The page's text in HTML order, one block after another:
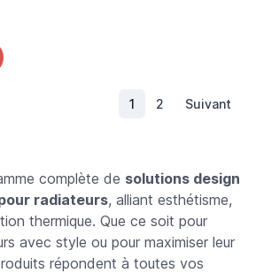
1 (current)
2 Suivant
complète de solutions design
radiateurs, alliant esthétisme,
thermique. Que ce soit pour
avec style ou pour maximiser leur
répondent à toutes vos